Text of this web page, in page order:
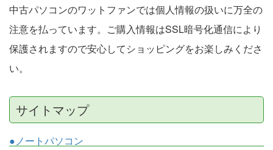
中古パソコンのワットファンでは個人情報の扱いに万全の
注意を払っています。ご購入情報はSSL暗号化通信により
保護されますので安心してショッピングをお楽しみくださ
い。
サイトマップ
●ノートパソコン